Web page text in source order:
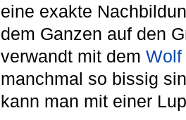
eine exakte
dem Ganzen auf den
verwandt mit dem Wolf
manchmal so bissig
kann man mit einer